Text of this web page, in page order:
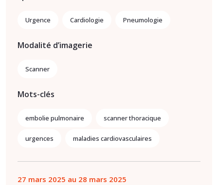
Urgence Cardiologie Pneumologie
Modalité d’imagerie
Scanner
Mots-clés
embolie pulmonaire scanner thoracique
urgences maladies cardiovasculaires
27 mars 2025 au 28 mars 2025